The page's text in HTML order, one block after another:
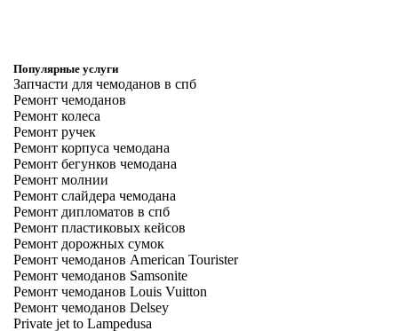
Популярные услуги
Запчасти для чемоданов в спб
Ремонт чемоданов
Ремонт колеса
Ремонт ручек
Ремонт корпуса чемодана
Ремонт бегунков чемодана
Ремонт молнии
Ремонт слайдера чемодана
Ремонт дипломатов в спб
Ремонт пластиковых кейсов
Ремонт дорожных сумок
Ремонт чемоданов American Tourister
Ремонт чемоданов Samsonite
Ремонт чемоданов Louis Vuitton
Ремонт чемоданов Delsey
Private jet to Lampedusa